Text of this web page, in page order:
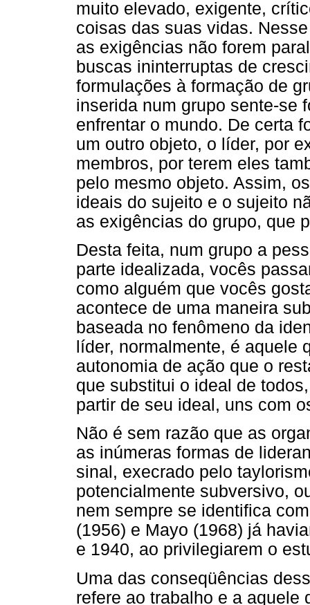
muito elevado, exigente,
coisas das suas vidas.
as exigências não forem
buscas ininterruptas de
formulações à formação de
inserida num grupo sente-se
enfrentar o mundo. De certa
um outro objeto, o líder, por
membros, por terem eles
pelo mesmo objeto. Assim,
ideais do sujeito e o sujeito
as exigências do grupo, que
Desta feita, num grupo a
parte idealizada, vocês
como alguém que vocês
acontece de uma maneira
baseada no fenômeno da
líder, normalmente, é aquele
autonomia de ação que o
que substitui o ideal de
partir de seu ideal, uns com
Não é sem razão que as
as inúmeras formas de
sinal, execrado pelo
potencialmente subversivo,
nem sempre se identifica
(1956) e Mayo (1968) já
e 1940, ao privilegiarem o
Uma das conseqüências
refere ao trabalho e a aquele